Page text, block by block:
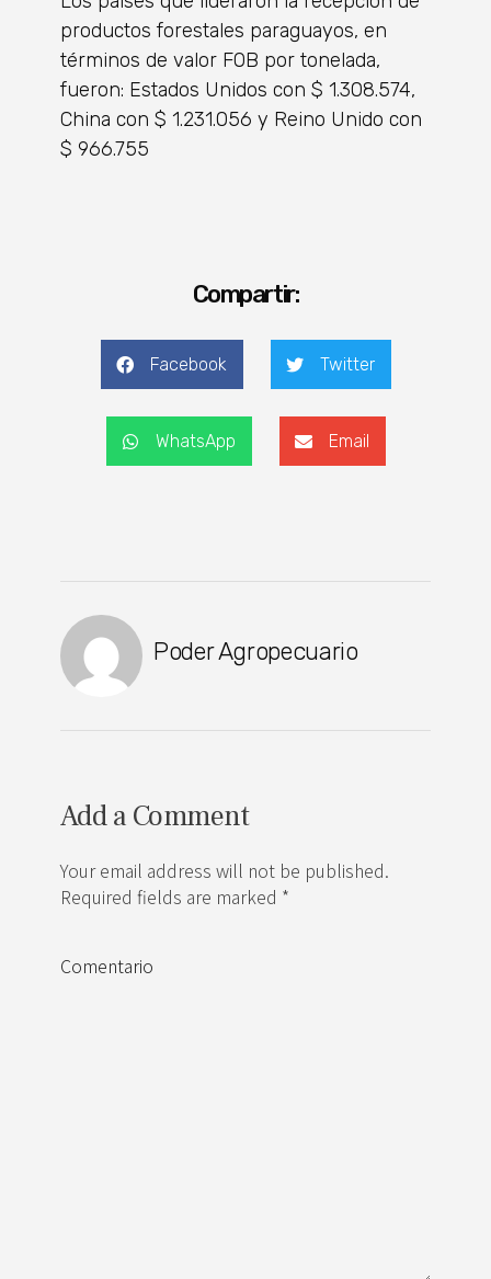
productos forestales paraguayos, en
términos de valor FOB por tonelada,
fueron: Estados Unidos con $ 1.308.574,
China con $ 1.231.056 y Reino Unido con
$ 966.755
Compartir:
Facebook Twitter
WhatsApp Email
Poder Agropecuario
Add a Comment
Your email address will not be published.
Required fields are marked *
Comentario